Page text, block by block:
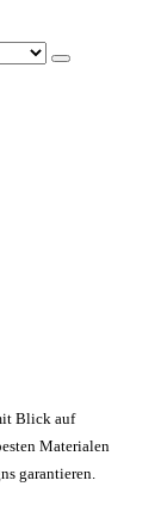
Blick auf
Materialen
garantieren.